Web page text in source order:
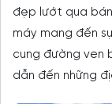
đẹp lướt qua
máy mang đến
cung đường ven
dẫn đến những